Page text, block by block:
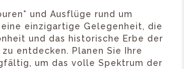
und Ausflüge rund um
einzigartige Gelegenheit, die
und das historische Erbe der
entdecken. Planen Sie Ihre
um das volle Spektrum der